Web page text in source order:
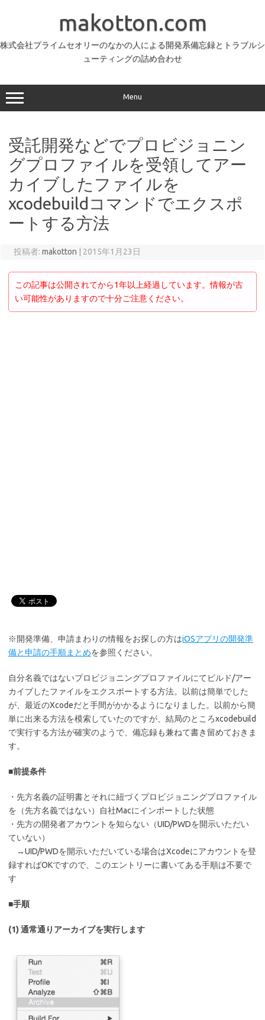
へ
makotton.com
株式会社プライムセオリーのなかの人による開発系備忘録とトラブルシ
ューティングの詰め合わせ
Menu
受託開発などでプロビジョニン
グプロファイルを受領してアー
カイブしたファイルを
xcodebuildコマンドでエクスポ
ートする方法
投稿者: makotton 2015年1月23日
この記事は公開されてから1年以上経過しています。情報が古
い可能性がありますので十分ご注意ください。
※開発準備、申請まわりの情報をお探しの方はiOSアプリの開発準
備と申請の手順まとめを参照ください。
自分名義ではないプロビジョニングプロファイルにてビルド/アー
カイブしたファイルをエクスポートする方法。以前は簡単でした
が、最近のXcodeだと手間がかかるようになりました。以前から簡
単に出来る方法を模索していたのですが、結局のところxcodebuild
で実行する方法が確実のようで、備忘録も兼ねて書き留めておきま
す。
■前提条件
・先方名義の証明書とそれに紐づくプロビジョニングプロファイル
を（先方名義ではない）自社Macにインポートした状態
・先方の開発者アカウントを知らない（UID/PWDを開示いただい
ていない）
→UID/PWDを開示いただいている場合はXcodeにアカウントを登
録すればOKですので、このエントリーに書いてある手順は不要で
す
■手順
(1) 通常通りアーカイブを実行します